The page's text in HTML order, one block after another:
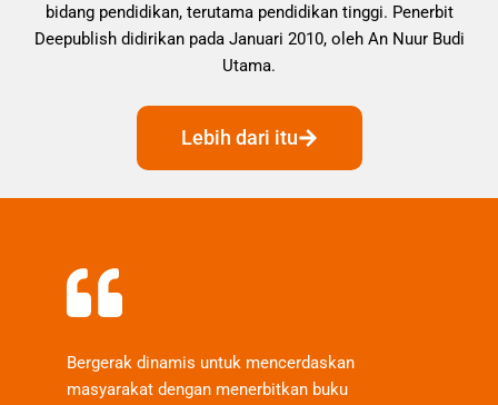
bidang pendidikan, terutama pendidikan tinggi. Penerbit
Deepublish didirikan pada Januari 2010, oleh An Nuur Budi
Utama.
Lebih dari itu
Bergerak dinamis untuk mencerdaskan
masyarakat dengan menerbitkan buku